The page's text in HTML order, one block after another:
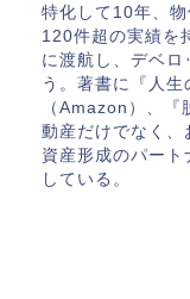
特化して10年、
120件超の実績を
に渡航し、デベ
う。著書に『人生
（Amazon）、
動産だけでなく、
資産形成のパート
している。